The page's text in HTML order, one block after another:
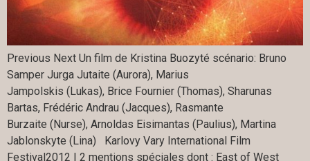
Previous Next Un film de Kristina Buozyté scénario: Bruno
Samper Jurga Jutaite (Aurora), Marius
Jampolskis (Lukas), Brice Fournier (Thomas), Sharunas
Bartas, Frédéric Andrau (Jacques), Rasmante
Burzaite (Nurse), Arnoldas Eisimantas (Paulius), Martina
Jablonskyte (Lina) Karlovy Vary International Film
Festival2012 | 2 mentions spéciales dont : East of West